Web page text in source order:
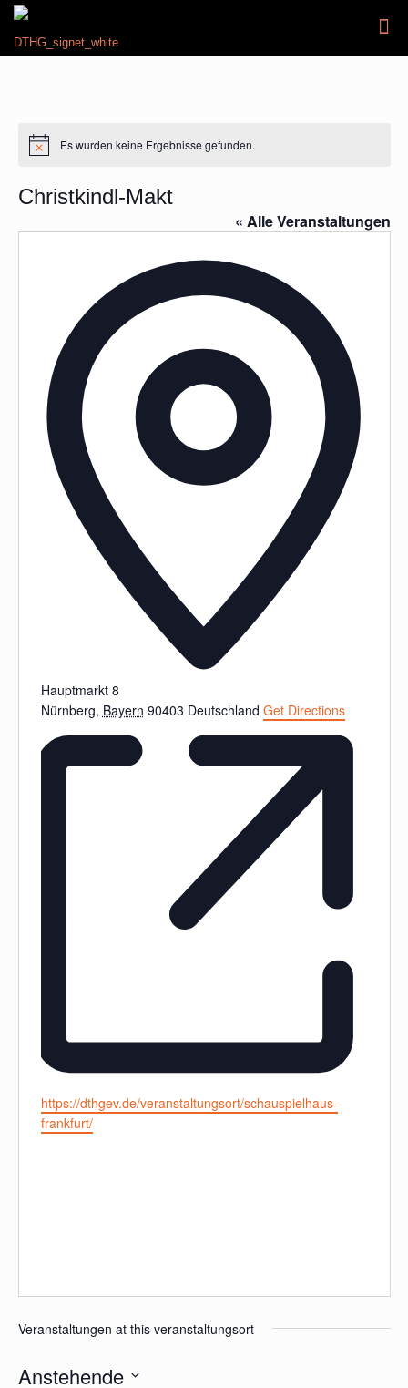
HinweisEs wurden keine Ergebnisse gefunden.
Christkindl-Makt
« Alle Veranstaltungen
Hauptmarkt 8
Nürnberg, Bayern 90403 Deutschland Get Directions
Website
https://dthgev.de/veranstaltungsort/schauspielhaus-
frankfurt/
Veranstaltungen at this veranstaltungsort
Anstehende